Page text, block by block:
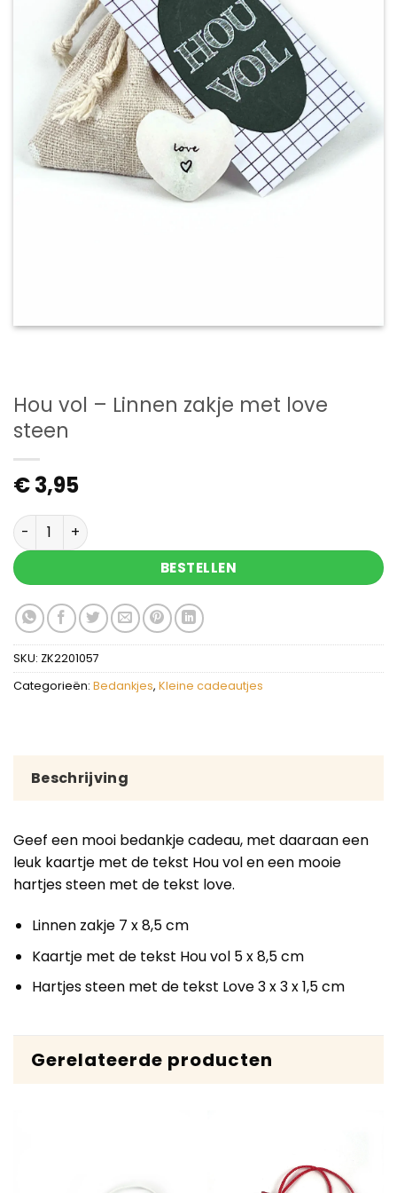
Hou vol – Linnen zakje met love
steen
€3,95
Hou vol - Linnen zakje met love steen aantal
BESTELLEN
SKU: ZK2201057
Categorieën: Bedankjes, Kleine cadeautjes
Beschrijving
Geef een mooi bedankje cadeau, met daaraan een
leuk kaartje met de tekst Hou vol en een mooie
hartjes steen met de tekst love.
Linnen zakje 7 x 8,5 cm
Kaartje met de tekst Hou vol 5 x 8,5 cm
Hartjes steen met de tekst Love 3 x 3 x 1,5 cm
Gerelateerde producten